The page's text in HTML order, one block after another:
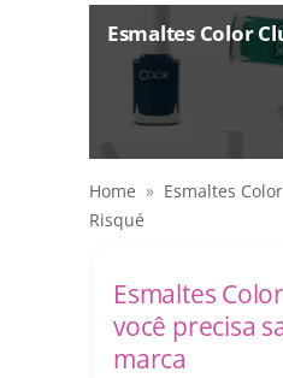
Esmaltes Color
Home » Esmaltes
Risqué
Esmaltes
você precisa
marca